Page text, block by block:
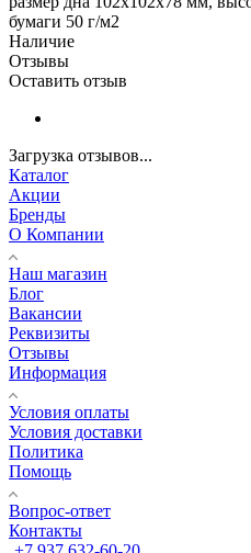
бумаги 50 г/м2
Наличие
Отзывы
Оставить отзыв
Загрузка отзывов...
Каталог
Акции
Бренды
О Компании
Наш магазин
Блог
Вакансии
Реквизиты
Отзывы
Информация
Условия оплаты
Условия доставки
Политика
Помощь
Вопрос-ответ
Контакты